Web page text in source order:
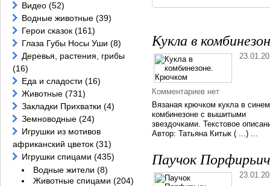
Кукла в
Комментариев нет
Вязаная крючком кукла в синем
комбинезоне с вышитыми
звездочками. Текстовое
Автор: Татьяна Китык ( ...) ...
Паучок Порфирьич
Видео (52)
Водные животные (39)
Герои сказок (161)
Глаза Губы Носы Уши (8)
Деревья, растения, грибы
(16)
Еда и сладости (16)
Животные (731)
Закладки Прихватки (4)
Земноводные (24)
Игрушки из мотивов
африканский цветок (31)
Игрушки спицами (435)
Водные жители (8)
Животные спицами (204)